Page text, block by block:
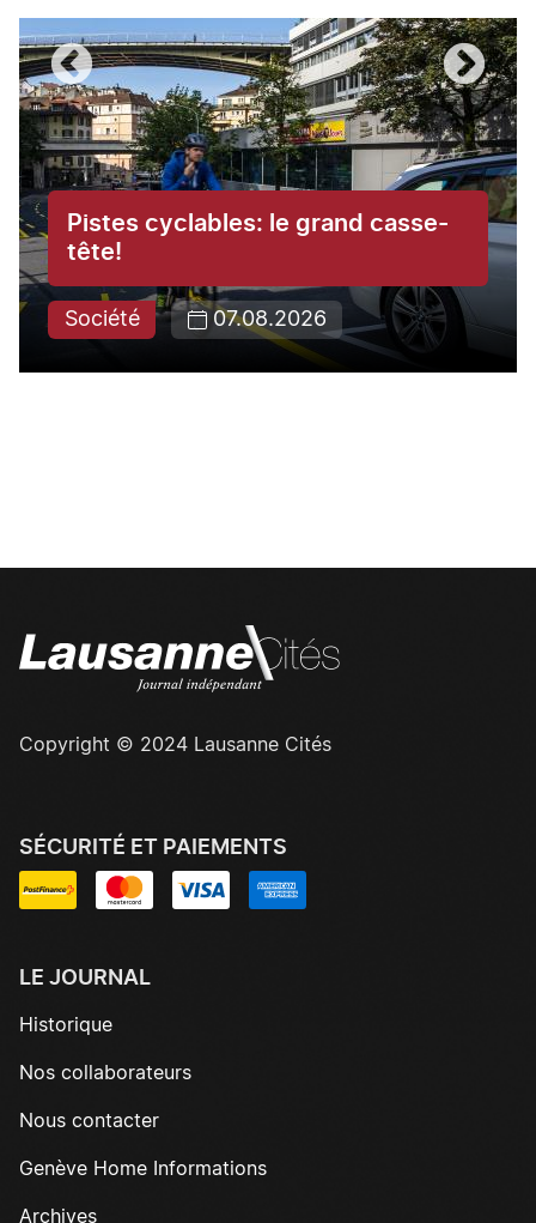
Pistes cyclables: le grand casse-
tête!
Société 07.08.2026
Copyright © 2024 Lausanne Cités
SÉCURITÉ ET PAIEMENTS
LE JOURNAL
Historique
Nos collaborateurs
Nous contacter
Genève Home Informations
Archives